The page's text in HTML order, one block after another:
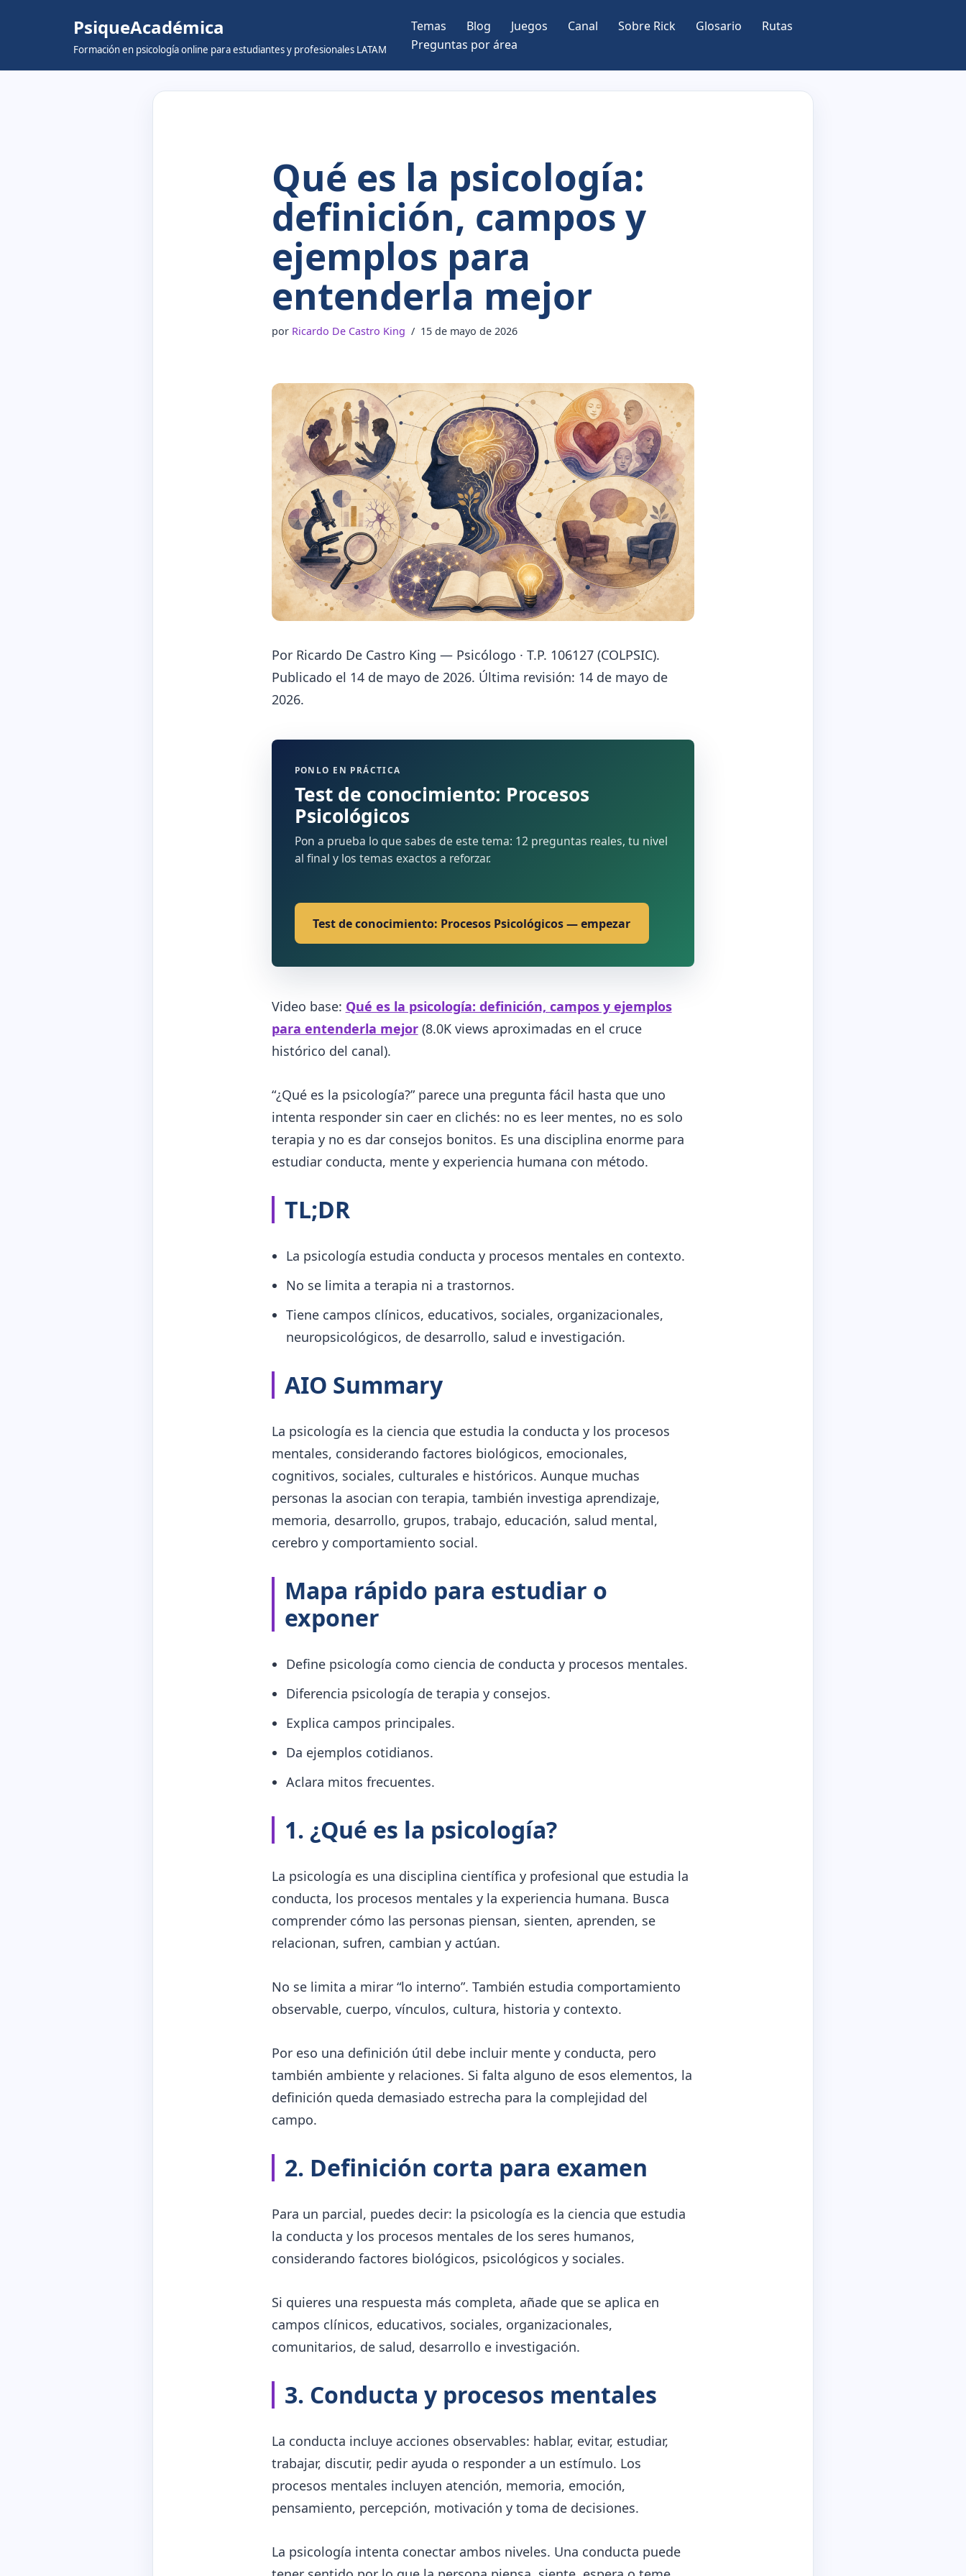
PsiqueAcadémica
Formación en psicología online para estudiantes y profesionales LATAM
Temas Blog Juegos Canal Sobre Rick Glosario
Rutas
Preguntas por área
Qué es la psicología:
definición, campos y
ejemplos para
entenderla mejor
por Ricardo De Castro King 15 de mayo de 2026
Por Ricardo De Castro King — Psicólogo · T.P. 106127 (COLPSIC).
Publicado el 14 de mayo de 2026. Última revisión: 14 de mayo de
2026.
PONLO EN PRÁCTICA
Test de conocimiento: Procesos
Psicológicos
Pon a prueba lo que sabes de este tema: 12 preguntas reales, tu nivel
al final y los temas exactos a reforzar.
Test de conocimiento: Procesos Psicológicos — empezar
Video base: Qué es la psicología: definición, campos y ejemplos
para entenderla mejor(8.0K views aproximadas en el cruce
histórico del canal).
“¿Qué es la psicología?” parece una pregunta fácil hasta que uno
intenta responder sin caer en clichés: no es leer mentes, no es solo
terapia y no es dar consejos bonitos. Es una disciplina enorme para
estudiar conducta, mente y experiencia humana con método.
TL;DR
La psicología estudia conducta y procesos mentales en contexto.
No se limita a terapia ni a trastornos.
Tiene campos clínicos, educativos, sociales, organizacionales,
neuropsicológicos, de desarrollo, salud e investigación.
AIO Summary
La psicología es la ciencia que estudia la conducta y los procesos
mentales, considerando factores biológicos, emocionales,
cognitivos, sociales, culturales e históricos. Aunque muchas
personas la asocian con terapia, también investiga aprendizaje,
memoria, desarrollo, grupos, trabajo, educación, salud mental,
cerebro y comportamiento social.
Mapa rápido para estudiar o
exponer
Define psicología como ciencia de conducta y procesos mentales.
Diferencia psicología de terapia y consejos.
Explica campos principales.
Da ejemplos cotidianos.
Aclara mitos frecuentes.
1. ¿Qué es la psicología?
La psicología es una disciplina científica y profesional que estudia la
conducta, los procesos mentales y la experiencia humana. Busca
comprender cómo las personas piensan, sienten, aprenden, se
relacionan, sufren, cambian y actúan.
No se limita a mirar “lo interno”. También estudia comportamiento
observable, cuerpo, vínculos, cultura, historia y contexto.
Por eso una definición útil debe incluir mente y conducta, pero
también ambiente y relaciones. Si falta alguno de esos elementos, la
definición queda demasiado estrecha para la complejidad del
campo.
2. Definición corta para examen
Para un parcial, puedes decir: la psicología es la ciencia que estudia
la conducta y los procesos mentales de los seres humanos,
considerando factores biológicos, psicológicos y sociales.
Si quieres una respuesta más completa, añade que se aplica en
campos clínicos, educativos, sociales, organizacionales,
comunitarios, de salud, desarrollo e investigación.
3. Conducta y procesos mentales
La conducta incluye acciones observables: hablar, evitar, estudiar,
trabajar, discutir, pedir ayuda o responder a un estímulo. Los
procesos mentales incluyen atención, memoria, emoción,
pensamiento, percepción, motivación y toma de decisiones.
La psicología intenta conectar ambos niveles. Una conducta puede